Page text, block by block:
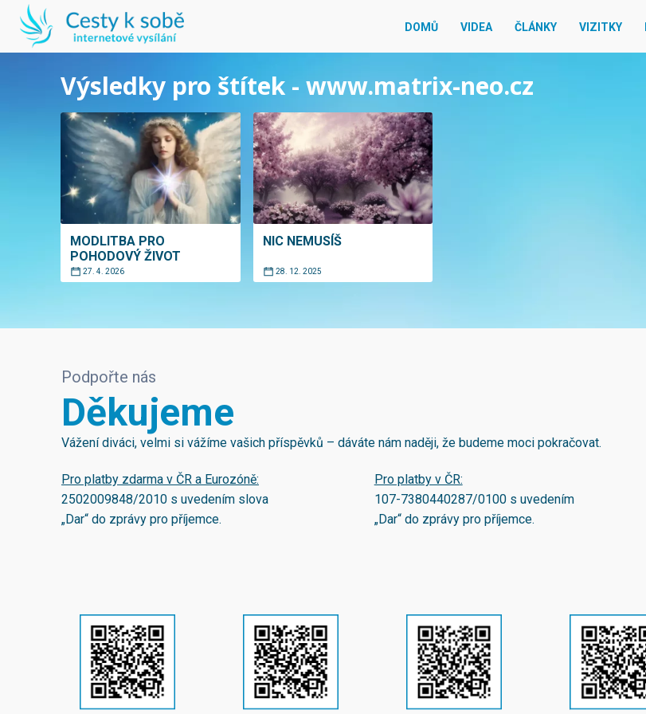
DOMŮ VIDEA ČLÁNKY VIZITKY
Výsledky pro štítek - www.matrix-neo.cz
MODLITBA PRO
POHODOVÝ ŽIVOT
27. 4. 2026
NIC NEMUSÍŠ
28. 12. 2025
Podpořte nás
Děkujeme
Vážení diváci, velmi si vážíme vašich příspěvků – dáváte nám naději, že budeme moci pokračovat.
Pro platby zdarma v ČR a Eurozóně:
2502009848/2010 s uvedením slova
„Dar“ do zprávy pro příjemce.
Pro platby v ČR:
107-7380440287/0100s uvedením
„Dar“ do zprávy pro příjemce.